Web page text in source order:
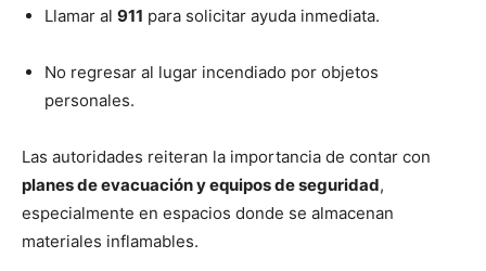
Llamar al 911 para solicitar ayuda inmediata.
No regresar al lugar incendiado por objetos
personales.
Las autoridades reiteran la importancia de contar con
planes de evacuación y equipos de seguridad,
especialmente en espacios donde se almacenan
materiales inflamables.